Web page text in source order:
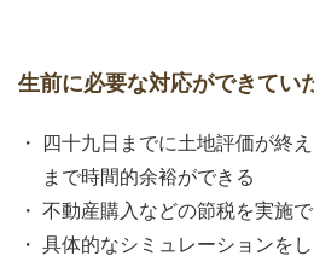
生前に必要な対応ができてい
四十九日までに土地評価が終
まで時間的余裕ができる
不動産購入などの節税を実施
具体的なシミュレーションを